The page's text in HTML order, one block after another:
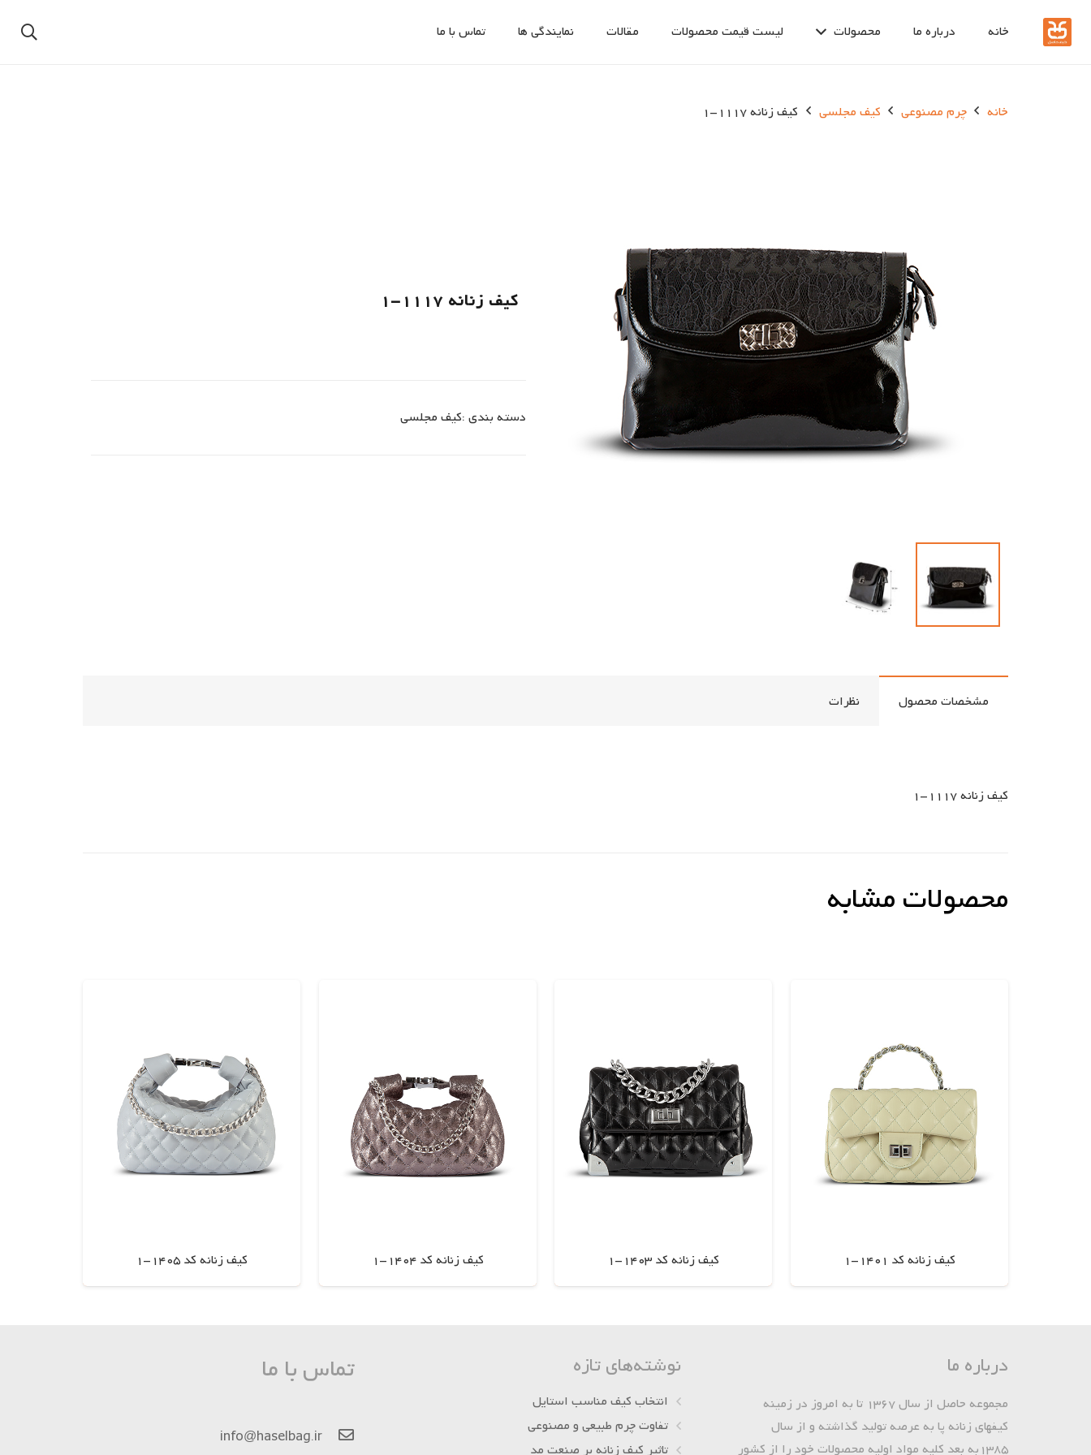
خانه درباره ما محصولات لیست قیمت محصولات مقالات نمایندگی ها تماس با ما
خانه چرم مصنوعی کیف مجلسی کیف زنانه 1117-1
کیف زنانه 1117-1
دسته بندی :کیف مجلسی
مشخصات محصول نظرات
کیف زنانه 1117-1
محصولات مشابه
کیف زنانه کد 1401-1 کیف زنانه کد 1403-1 کیف زنانه کد 1404-1 کیف زنانه کد 1405-1
درباره ما
مجموعه حاصل از سال 1367 تا به امروز در زمینه
کیفهای زنانه پا به عرصه تولید گذاشته و از سال
1385به بعد کلیه مواد اولیه محصولات خود را از کشور
نوشته‌های تازه
انتخاب کیف مناسب استایل
تفاوت چرم طبیعی و مصنوعی
تاثیر کیف زنانه بر صنعت مد
تماس با ما
info@haselbag.ir